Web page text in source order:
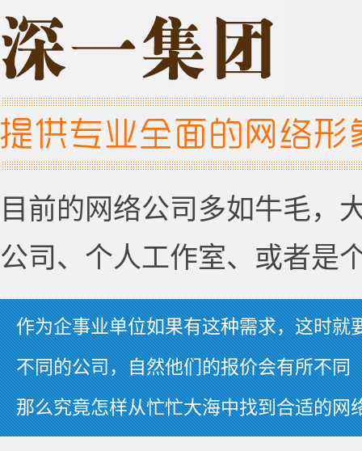
目前的网络公司多如牛毛，
公司、个人工作室、或者是
作为企事业单位如果有这种需求，这时就
不同的公司，自然他们的报价会有所不同
那么究竟怎样从忙忙大海中找到合适的网